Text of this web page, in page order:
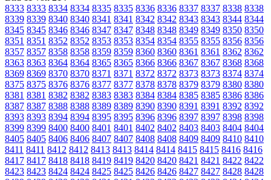
8333 8333 8334 8334 8335 8335 8336 8336 8337 8337 8338 8338
8339 8339 8340 8340 8341 8341 8342 8342 8343 8343 8344 8344
8345 8345 8346 8346 8347 8347 8348 8348 8349 8349 8350 8350
8351 8351 8352 8352 8353 8353 8354 8354 8355 8355 8356 8356
8357 8357 8358 8358 8359 8359 8360 8360 8361 8361 8362 8362
8363 8363 8364 8364 8365 8365 8366 8366 8367 8367 8368 8368
8369 8369 8370 8370 8371 8371 8372 8372 8373 8373 8374 8374
8375 8375 8376 8376 8377 8377 8378 8378 8379 8379 8380 8380
8381 8381 8382 8382 8383 8383 8384 8384 8385 8385 8386 8386
8387 8387 8388 8388 8389 8389 8390 8390 8391 8391 8392 8392
8393 8393 8394 8394 8395 8395 8396 8396 8397 8397 8398 8398
8399 8399 8400 8400 8401 8401 8402 8402 8403 8403 8404 8404
8405 8405 8406 8406 8407 8407 8408 8408 8409 8409 8410 8410
8411 8411 8412 8412 8413 8413 8414 8414 8415 8415 8416 8416
8417 8417 8418 8418 8419 8419 8420 8420 8421 8421 8422 8422
8423 8423 8424 8424 8425 8425 8426 8426 8427 8427 8428 8428